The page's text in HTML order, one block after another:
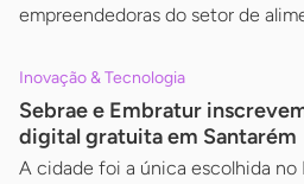
empreendedoras do setor de
Inovação & Tecnologia
Sebrae e Embratur
digital gratuita em Santarém
A cidade foi a única escolhida no